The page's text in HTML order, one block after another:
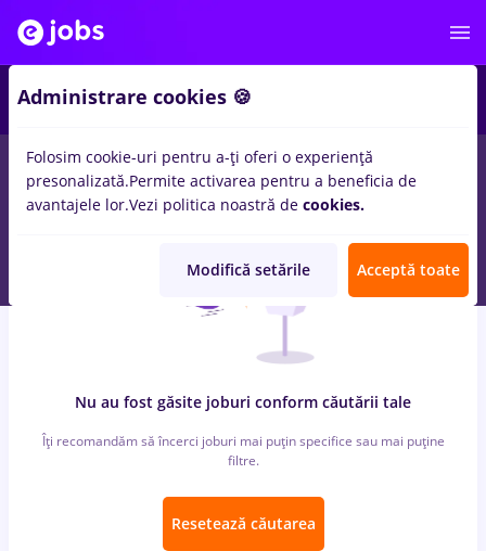
locuri de muncaprahova in Iasi (Iasi)
Nu au fost găsite joburi conform căutării tale
Îți recomandăm să încerci joburi mai puțin specifice sau mai puține
filtre.
Resetează căutarea
Administrare cookies 🍪
Folosim cookie-uri pentru a-ți oferi o experiență
presonalizată.Permite activarea pentru a beneficia de
avantajele lor.Vezi politica noastră de cookies.
Modifică setările Acceptă toate